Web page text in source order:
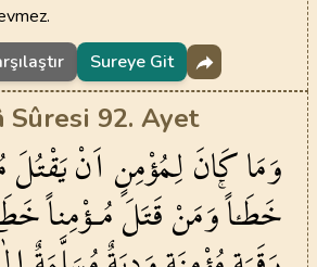
Sureye Git
Sûresi 92. Ayet
وَمَاكَانَلِمُؤْمِنٍ اَنْيَقْتُلَ
خَطَـٔاًۚوَمَنْقَتَلَمُـؤْمِناً